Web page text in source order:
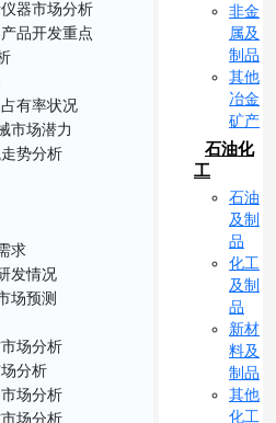
器市场分析
品开发重点
有率状况
市场潜力
势分析
求
发情况
场预测
场分析
分析
场分析
场分析
非金
属及
制品
其他
冶金
矿产
石油化
工
石油
及制
品
化工
及制
品
新材
料及
制品
其他
化工